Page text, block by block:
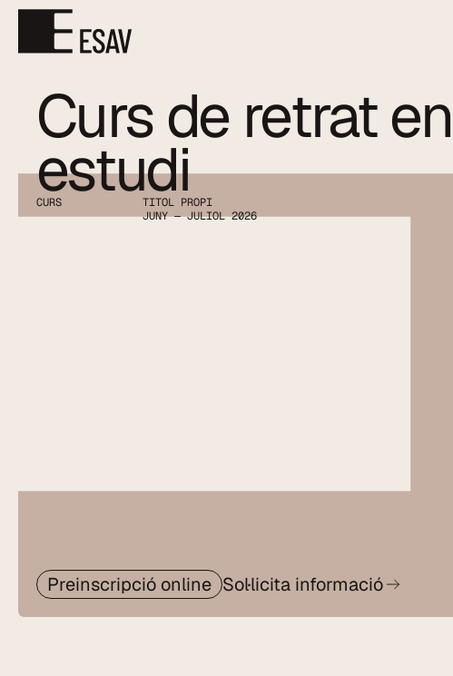
Curs de retrat en
estudi
CURS
TITOL PROPI
JUNY — JULIOL 2026
Preinscripció online Sol·licita informació